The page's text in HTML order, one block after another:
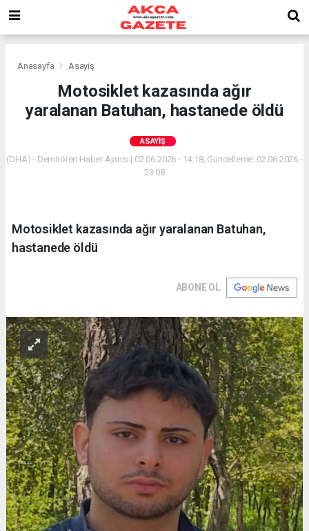
Anasayfa Asayiş
Motosiklet kazasında ağır
yaralanan Batuhan, hastanede öldü
ASAYIŞ
(DHA) - Demirören Haber Ajansı | 02.06.2026 - 14:18, Güncelleme: 02.06.2026 -
23:08
Motosiklet kazasında ağır yaralanan Batuhan,
hastanede öldü
ABONE OL